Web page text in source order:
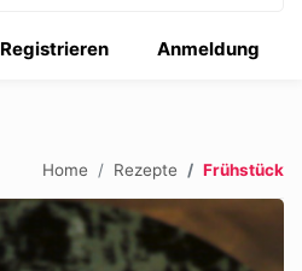
Anmeldung
Registrieren
Home Rezepte Frühstück